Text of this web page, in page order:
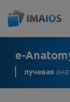
e-
лучевая